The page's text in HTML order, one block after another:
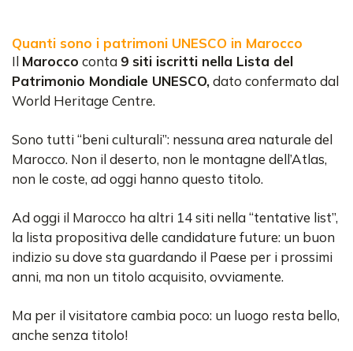
Quanti sono i patrimoni UNESCO in Marocco
Il Marocco conta 9 siti iscritti nella Lista del
Patrimonio Mondiale UNESCO,dato confermato dal
World Heritage Centre.
Sono tutti “beni culturali”: nessuna area naturale del
Marocco. Non il deserto, non le montagne dell’Atlas,
non le coste, ad oggi hanno questo titolo.
Ad oggi il Marocco ha altri 14 siti nella “tentative list”,
la lista propositiva delle candidature future: un buon
indizio su dove sta guardando il Paese per i prossimi
anni, ma non un titolo acquisito, ovviamente.
Ma per il visitatore cambia poco: un luogo resta bello,
anche senza titolo!